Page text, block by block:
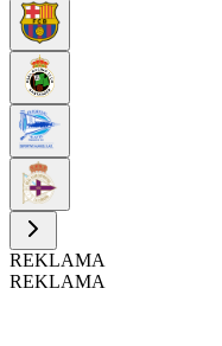
REKLAMA
REKLAMA